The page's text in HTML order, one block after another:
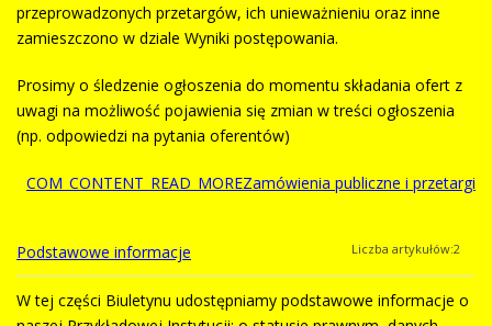
COM_CONTENT_READ_MOREOrganizacja
przeprowadzonych przetargów, ich unieważnieniu oraz inne
zamieszczono w dziale Wyniki postępowania.
Prosimy o śledzenie ogłoszenia do momentu składania ofert z
uwagi na możliwość pojawienia się zmian w treści ogłoszenia
(np. odpowiedzi na pytania oferentów)
COM_CONTENT_READ_MOREZamówienia publiczne i przetargi
Przetargi
2023 Liczba artykułów:1
Zamówienia Publiczne Liczba artykułów:3
Podstawowe informacje Liczba artykułów:2
W tej części Biuletynu udostępniamy podstawowe informacje o